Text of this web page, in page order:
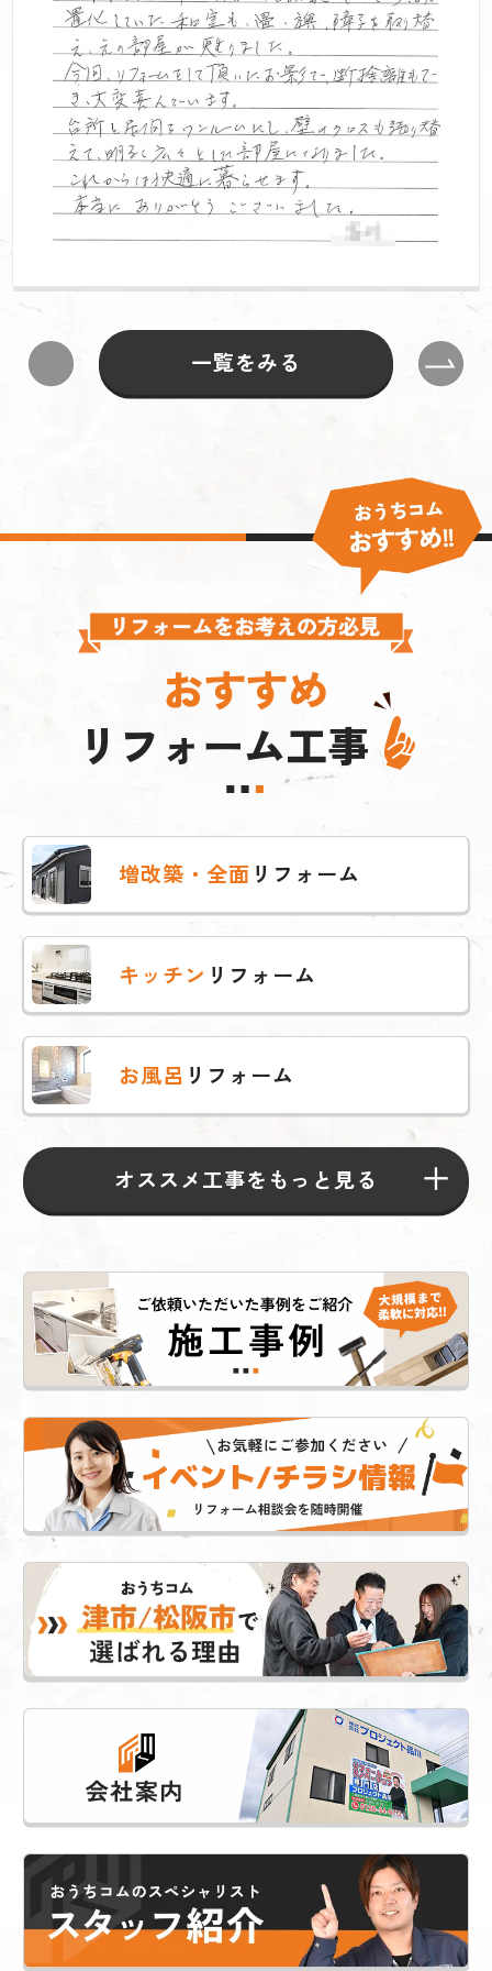
一覧をみる
おすすめ
リフォーム工事
増改築・全面 リフォーム
キッチン リフォーム
お風呂 リフォーム
オススメ工事をもっと見る